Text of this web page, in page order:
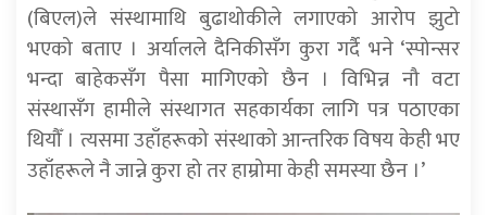
(बिएल)ले संस्थामाथि बुढाथोकीले लगाएको आरोप झुटो
भएको बताए । अर्यालले दैनिकीसँग कुरा गर्दै भने ‘स्पोन्सर
भन्दा बाहेकसँग पैसा मागिएको छैन । विभिन्न नौ वटा
संस्थासँग हामीले संस्थागत सहकार्यका लागि पत्र पठाएका
थियौँ । त्यसमा उहाँहरूको संस्थाको आन्तरिक विषय केही भए
उहाँहरूले नै जान्ने कुरा हो तर हाम्रोमा केही समस्या छैन ।’